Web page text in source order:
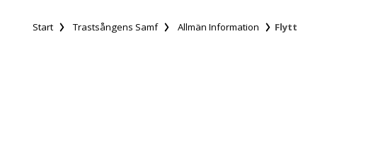
Start Trastsångens Samf Allmän Information Flytt